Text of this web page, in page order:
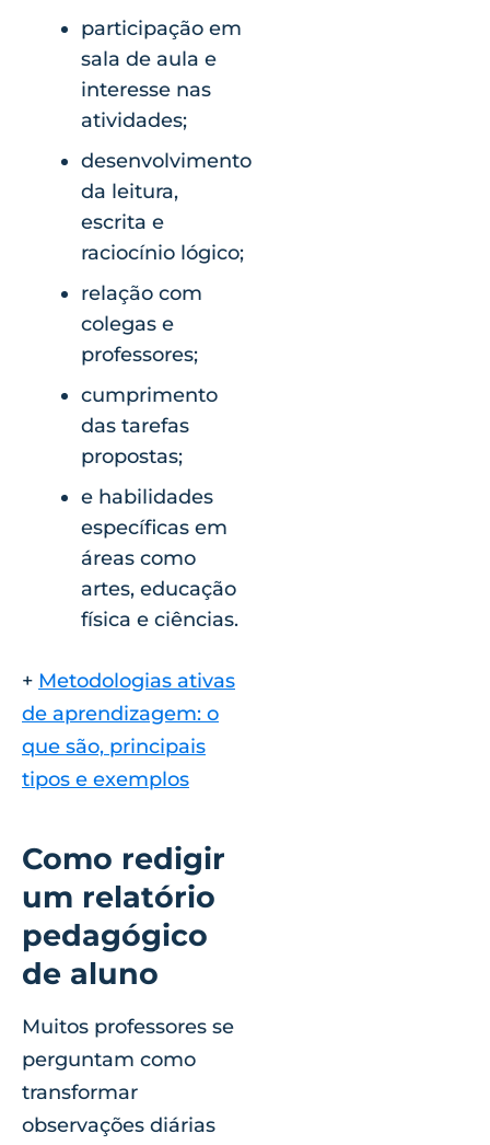
participação em
sala de aula e
interesse nas
atividades;
desenvolvimento
da leitura,
escrita e
raciocínio lógico;
relação com
colegas e
professores;
cumprimento
das tarefas
propostas;
e habilidades
específicas em
áreas como
artes, educação
física e ciências.
+ Metodologias ativas
de aprendizagem: o
que são, principais
tipos e exemplos
Como redigir
um relatório
pedagógico
de aluno
Muitos professores se
perguntam como
transformar
observações diárias